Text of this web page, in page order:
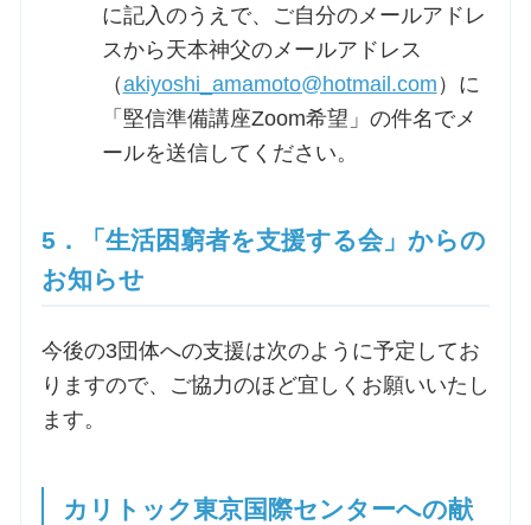
に記入のうえで、ご自分のメールアドレ
スから天本神父のメールアドレス
（akiyoshi_amamoto@hotmail.com ）に
「堅信準備講座Zoom希望」の件名でメ
ールを送信してください。
5．「生活困窮者を支援する会」からの
お知らせ
今後の3団体への支援は次のように予定してお
りますので、ご協力のほど宜しくお願いいたし
ます。
カリトック東京国際センターへの献